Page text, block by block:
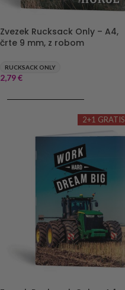
Zvezek Rucksack Only – A4,
črte 9 mm, z robom
RUCKSACK ONLY
2,79€
2+1 GRATIS